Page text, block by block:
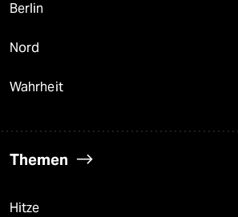
Berlin
Nord
Wahrheit
Themen
Hitze